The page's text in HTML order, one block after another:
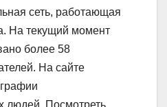
сеть, работающая
На текущий момент
более 58
На сайте
людей. Посмотреть